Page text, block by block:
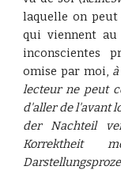
laquelle on
qui viennent au
inconscientes
omise par moi,
lecteur ne peut
d'aller de l'avant
der Nachteil
Korrektheit